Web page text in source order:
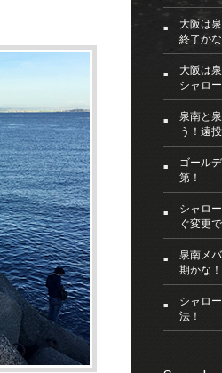
大阪は
終了か
大阪は
シャロ
泉南と
う！遠
ゴール
第！
シャロ
ぐ変更
泉南メ
期かな
シャロ
法！